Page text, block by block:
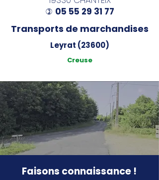
) 05 55 29 31 77
Transports de marchandises
Leyrat (23600)
Creuse
Faisons connaissance !